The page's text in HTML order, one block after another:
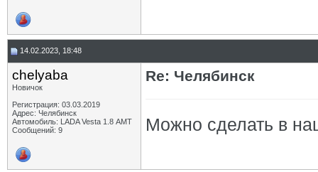
14.02.2023, 18:48
chelyaba
Новичок
Регистрация: 03.03.2019
Адрес: Челябинск
Автомобиль: LADA Vesta 1.8 АМТ
Сообщений: 9
Re: Челябинск
Можно сделать в